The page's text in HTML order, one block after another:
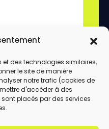
et des technologies similaires,
le site de manière
notre trafic (cookies de
d'accéder à des
placés par des services
vous acceptez le
de vos données